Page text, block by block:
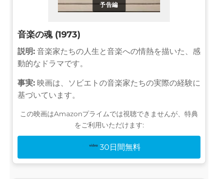
予告編
音楽の魂 (1973)
説明: 音楽家たちの人生と音楽への情熱を描いた、感
動的なドラマです。
事実: 映画は、ソビエトの音楽家たちの実際の経験に
基づいています。
この映画はAmazonプライムでは視聴できませんが、特典
をご利用いただけます:
30日間無料